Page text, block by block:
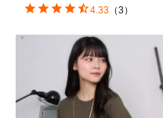
4.33 （3 ）